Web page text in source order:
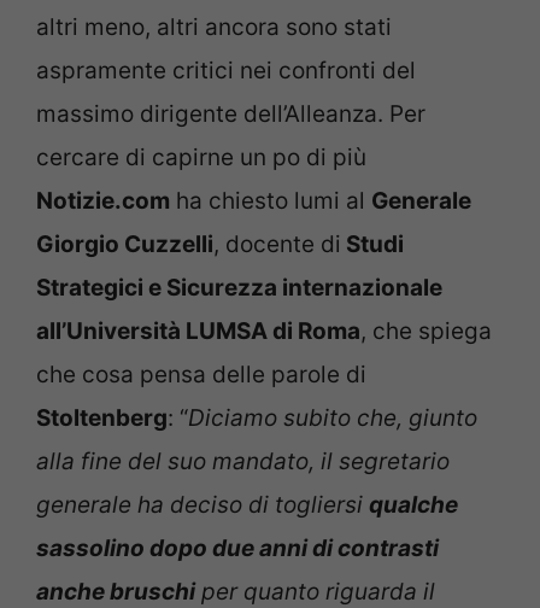
altri meno, altri ancora sono stati
aspramente critici nei confronti del
massimo dirigente dell’Alleanza. Per
cercare di capirne un po di più
Notizie.com ha chiesto lumi al Generale
Giorgio Cuzzelli, docente di Studi
Strategici e Sicurezza internazionale
all’Università LUMSA di Roma, che spiega
che cosa pensa delle parole di
Stoltenberg: “Diciamo subito che, giunto
alla fine del suo mandato, il segretario
generale ha deciso di togliersi qualche
sassolino dopo due anni di contrasti
anche bruschiper quanto riguarda il